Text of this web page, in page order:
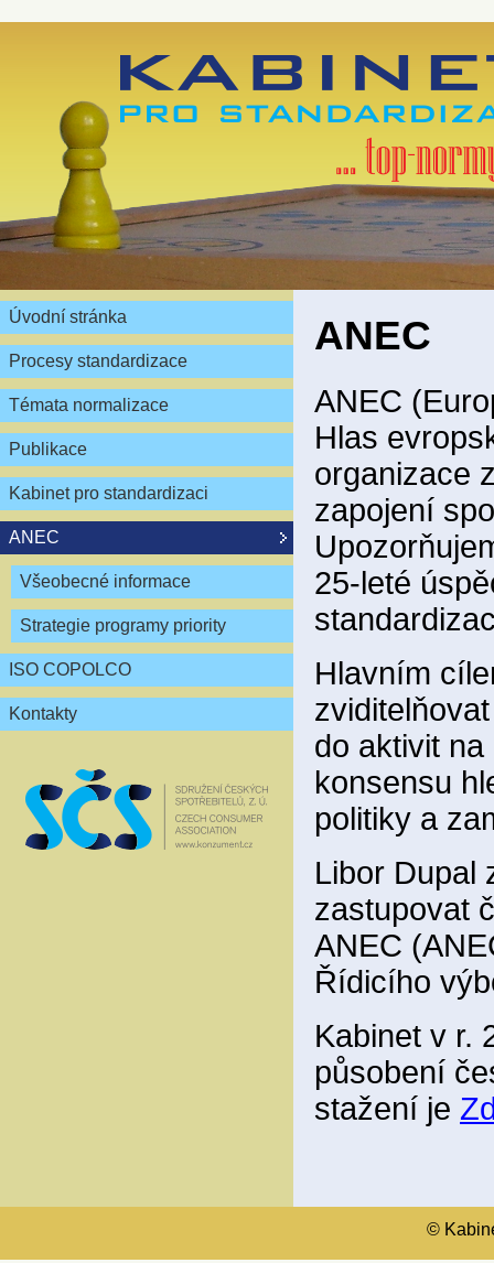
Úvodní stránka
Procesy standardizace
Témata normalizace
Publikace
Kabinet pro standardizaci
ANEC
Všeobecné informace
Strategie programy priority
ISO COPOLCO
Kontakty
ANEC
ANEC
Hlas
organizace
zapojení
25-leté
Hlavním
do aktivit
konsensu
politiky a
Libor Dupal
zastupovat
ANEC
Řídicího
Kabinet v r.
působení
stažení je
©